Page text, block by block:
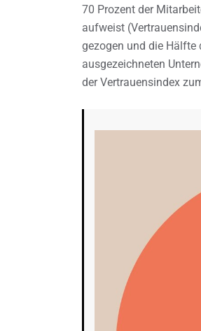
70 Prozent der
aufweist
gezogen und die Hälfte
ausgezeichneten
der Vertrauensindex